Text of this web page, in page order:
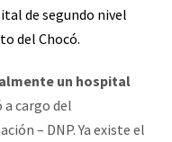
de segundo nivel
del Chocó.
un hospital
a cargo del
– DNP. Ya existe el